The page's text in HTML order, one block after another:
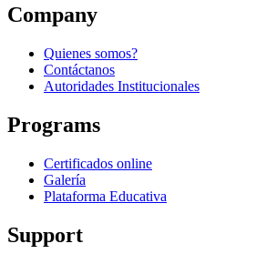
Company
Quienes somos?
Contáctanos
Autoridades Institucionales
Programs
Certificados online
Galería
Plataforma Educativa
Support